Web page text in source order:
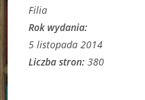
Filia
Rok wydania:
5 listopada 2014
Liczba stron: 380